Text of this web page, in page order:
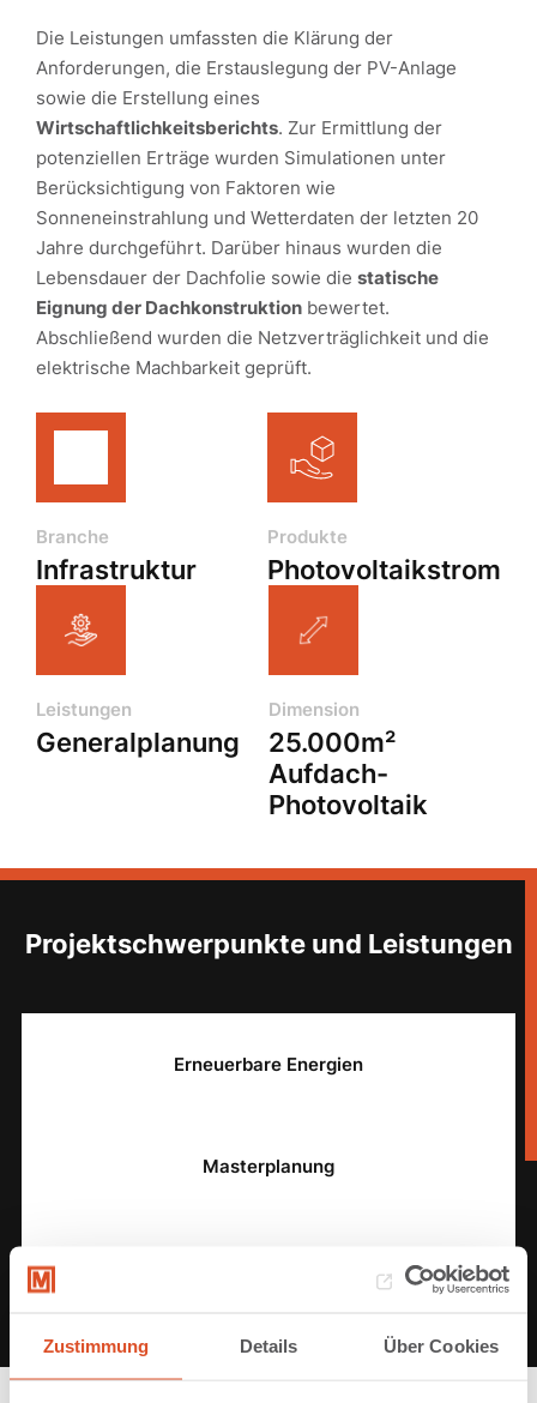
Zustimmung Details Über Cookies
Die Leistungen umfassten die Klärung der
Anforderungen, die Erstauslegung der PV-Anlage
sowie die Erstellung eines
Wirtschaftlichkeitsberichts. Zur Ermittlung der
potenziellen Erträge wurden Simulationen unter
Berücksichtigung von Faktoren wie
Sonneneinstrahlung und Wetterdaten der letzten 20
Jahre durchgeführt. Darüber hinaus wurden die
Lebensdauer der Dachfolie sowie die statische
Eignung der Dachkonstruktion bewertet.
Abschließend wurden die Netzverträglichkeit und die
elektrische Machbarkeit geprüft.
Branche
Infrastruktur
Produkte
Photovoltaikstrom
Leistungen
Generalplanung
Dimension
25.000m²
Aufdach-
Photovoltaik
Projektschwerpunkte und Leistungen
Erneuerbare Energien
Masterplanung
Wirtschaftlichkeitsbewertung